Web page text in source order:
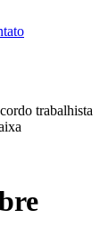
trabalhista